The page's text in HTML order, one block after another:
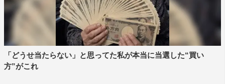
ごくうらやましいなって思います。どちらかというと不器
用よりなんで（笑）。でも、普段の自分じゃない人になれ
るというのが、お芝居の楽しいところだなと思います。
◆ご自身がうそをついたら表情などに出ますか？
「どうせ当たらない」と思ってた私が本当に当選した“買い
方”がこれ